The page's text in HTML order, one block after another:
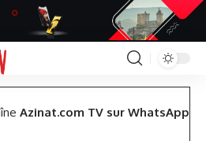
Azinat.com TV sur WhatsApp